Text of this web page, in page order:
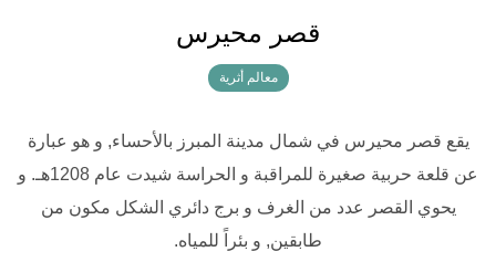
قصر محيرس
معالم أثرية
يقع قصر محيرس في شمال مدينة المبرز بالأحساء, و هو عبارة
عن قلعة حربية صغيرة للمراقبة و الحراسة شيدت عام 1208هـ. و
يحوي القصر عدد من الغرف و برج دائري الشكل مكون من
طابقين, و بئراً للمياه.